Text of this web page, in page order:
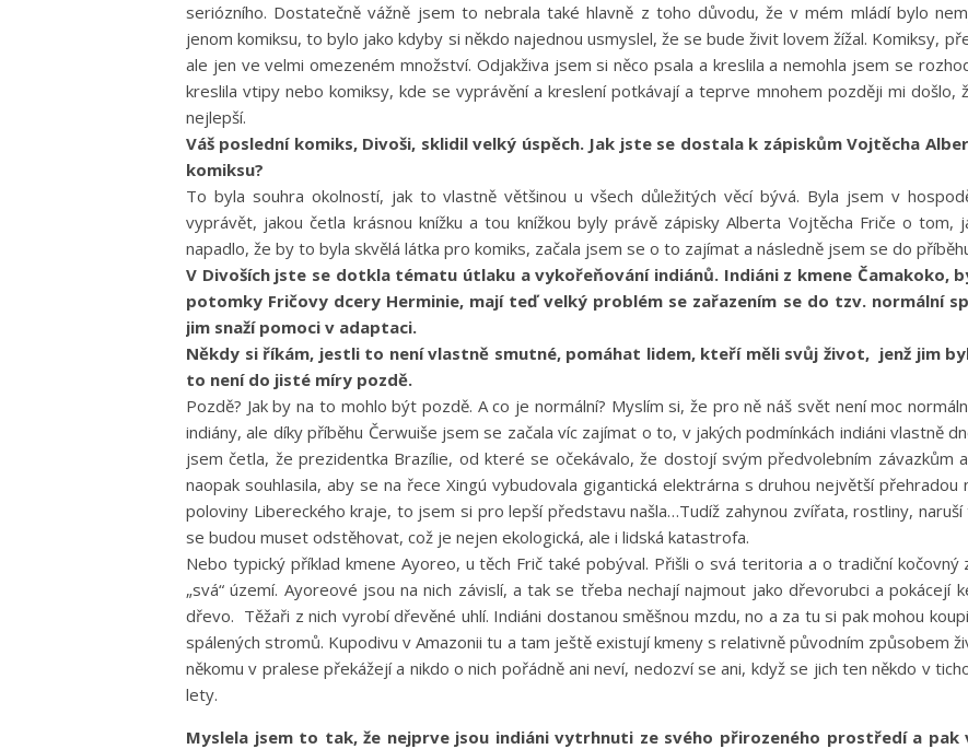
seriózního. Dostatečně vážně jsem to nebrala také hlavně z toho důvodu, že v mém mládí bylo
jenom komiksu, to bylo jako kdyby si někdo najednou usmyslel, že se bude živit lovem žížal. Komiksy,
ale jen ve velmi omezeném množství. Odjakživa jsem si něco psala a kreslila a nemohla jsem se
kreslila vtipy nebo komiksy, kde se vyprávění a kreslení potkávají a teprve mnohem později mi došlo,
nejlepší.
Váš poslední komiks, Divoši, sklidil velký úspěch. Jak jste se dostala k zápiskům Vojtěcha
komiksu?
To byla souhra okolností, jak to vlastně většinou u všech důležitých věcí bývá. Byla jsem v
vyprávět, jakou četla krásnou knížku a tou knížkou byly právě zápisky Alberta Vojtěcha Friče o tom,
napadlo, že by to byla skvělá látka pro komiks, začala jsem se o to zajímat a následně jsem se do
V Divoších jste se dotkla tématu útlaku a vykořeňování indiánů. Indiáni z kmene Čamakoko,
potomky Fričovy dcery Herminie, mají teď velký problém se zařazením se do tzv. normální
jim snaží pomoci v adaptaci.
Někdy si říkám, jestli to není vlastně smutné, pomáhat lidem, kteří měli svůj život, jenž jim
to není do jisté míry pozdě.
Pozdě? Jak by na to mohlo být pozdě. A co je normální? Myslím si, že pro ně náš svět není moc
indiány, ale díky příběhu Čerwuiše jsem se začala víc zajímat o to, v jakých podmínkách indiáni vlastně
jsem četla, že prezidentka Brazílie, od které se očekávalo, že dostojí svým předvolebním závazkům
naopak souhlasila, aby se na řece Xingú vybudovala gigantická elektrárna s druhou největší
poloviny Libereckého kraje, to jsem si pro lepší představu našla…Tudíž zahynou zvířata, rostliny,
se budou muset odstěhovat, což je nejen ekologická, ale i lidská katastrofa.
Nebo typický příklad kmene Ayoreo, u těch Frič také pobýval. Přišli o svá teritoria a o tradiční
„svá“ území. Ayoreové jsou na nich závislí, a tak se třeba nechají najmout jako dřevorubci a
dřevo. Těžaři z nich vyrobí dřevěné uhlí. Indiáni dostanou směšnou mzdu, no a za tu si pak mohou
spálených stromů. Kupodivu v Amazonii tu a tam ještě existují kmeny s relativně původním způsobem
někomu v pralese překážejí a nikdo o nich pořádně ani neví, nedozví se ani, když se jich ten někdo v
lety.
Myslela jsem to tak, že nejprve jsou indiáni vytrhnuti ze svého přirozeného prostředí a pak